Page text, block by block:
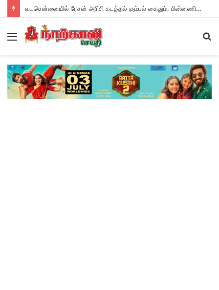
வடசென்னையில் ரேசன் அரிசி கடத்தல் கும்பல் கைதும், பின்னணியும் !
Menu